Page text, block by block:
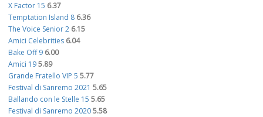
X Factor 15 6.37
Temptation Island 8 6.36
The Voice Senior 2 6.15
Amici Celebrities 6.04
Bake Off 9 6.00
Amici 195.89
Grande Fratello VIP 5 5.77
Festival di Sanremo 2021 5.65
Ballando con le Stelle 15 5.65
Festival di Sanremo 20205.58